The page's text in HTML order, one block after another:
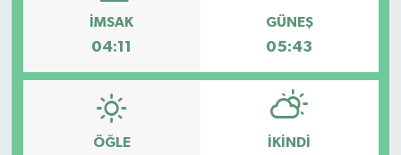
İMSAK
04:11
GÜNEŞ
05:43
ÖĞLE İKINDI
Özel Haber
Resmi İlan
Sağlık